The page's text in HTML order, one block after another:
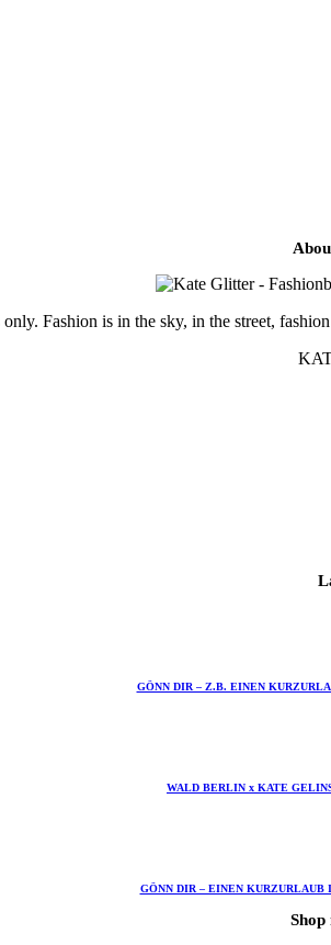
Fashion is in the sky, in the street,
GÖNN DIR – Z.B. EINEN
WALD BERLIN x KATE
GÖNN DIR – EINEN KURZURLAUB